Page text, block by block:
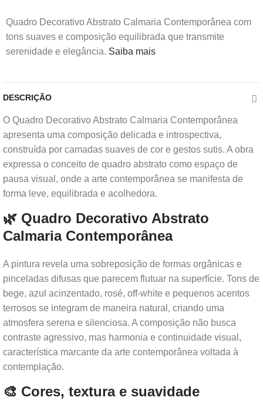
Quadro Decorativo Abstrato Calmaria Contemporânea com
tons suaves e composição equilibrada que transmite
serenidade e elegância. Saiba mais
DESCRIÇÃO
O Quadro Decorativo Abstrato Calmaria Contemporânea
apresenta uma composição delicada e introspectiva,
construída por camadas suaves de cor e gestos sutis. A obra
expressa o conceito de quadro abstrato como espaço de
pausa visual, onde a arte contemporânea se manifesta de
forma leve, equilibrada e acolhedora.
🌿 Quadro Decorativo Abstrato
Calmaria Contemporânea
A pintura revela uma sobreposição de formas orgânicas e
pinceladas difusas que parecem flutuar na superfície. Tons de
bege, azul acinzentado, rosé, off-white e pequenos acentos
terrosos se integram de maneira natural, criando uma
atmosfera serena e silenciosa. A composição não busca
contraste agressivo, mas harmonia e continuidade visual,
característica marcante da arte contemporânea voltada à
contemplação.
🎨 Cores, textura e suavidade